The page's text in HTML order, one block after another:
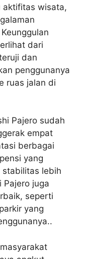
aktifitas wisata,
dari
dan
penggunanya
ruas jalan di
Pajero sudah
empat
berbagai
yang
stabilitas lebih
Pajero juga
seperti
yang